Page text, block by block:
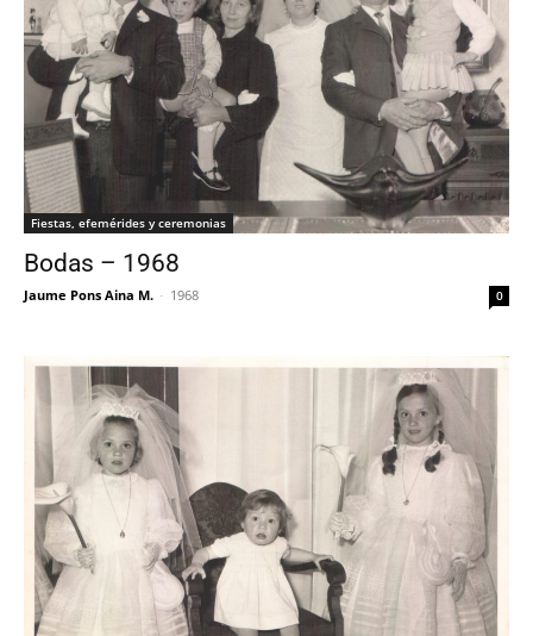
Fiestas, efemérides y ceremonias
Bodas – 1968
Jaume Pons Aina M. - 1968 0